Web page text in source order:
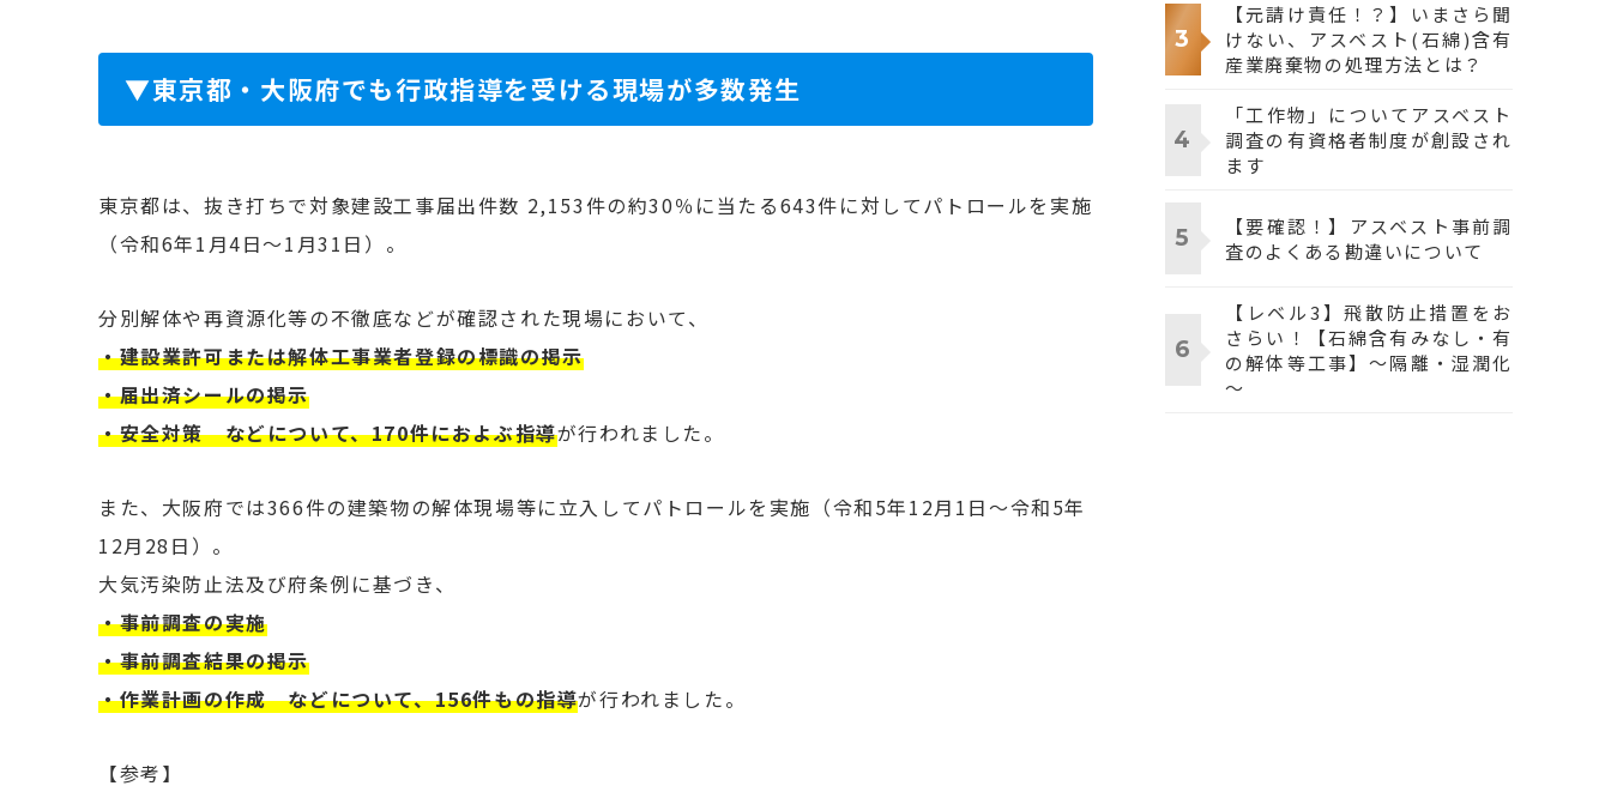
▼東京都・大阪府でも行政指導を受ける現場が多数発生
東京都は、抜き打ちで対象建設工事届出件数 2,153件の約30％に当たる643件に対してパトロールを実施
（令和6年1月4日～1月31日 ）。
分別解体や再資源化等の不徹底などが確認された現場において、
・建設業許可または解体工事業者登録の標識の掲示
・届出済シールの掲示
・安全対策 などについて、170件におよぶ指導が行われました。
また、大阪府では366件の建築物の解体現場等に立入してパトロールを実施（令和5年12月1日～令和5年
12月28日）。
大気汚染防止法及び府条例に基づき、
・事前調査の実施
・事前調査結果の掲示
・作業計画の作成 などについて、156件もの指導が行われました。
【参考】
【元請け責任！？】いまさら聞
けない、アスベスト(石綿)含有
産業廃棄物の処理方法とは？
「工作物」についてアスベスト
調査の有資格者制度が創設され
ます
【要確認！】アスベスト事前調
査のよくある勘違いについて
【レベル3】飛散防止措置をお
さらい！【石綿含有みなし・有
の解体等工事】～隔離・湿潤化
～